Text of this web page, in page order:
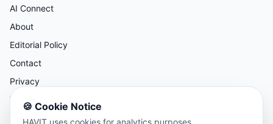
AI Connect
About
Editorial Policy
Contact
Privacy
Terms
🍪 Cookie Notice
HAVIT uses cookies for analytics purposes.